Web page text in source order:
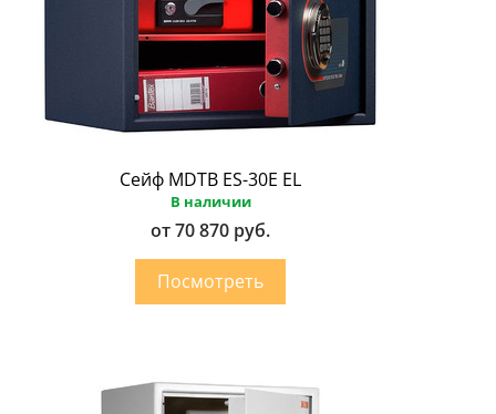
Сейф MDTB ES-30E EL
В наличии
от 70 870 руб.